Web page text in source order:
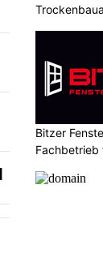
Bitzer
Fachbetrieb